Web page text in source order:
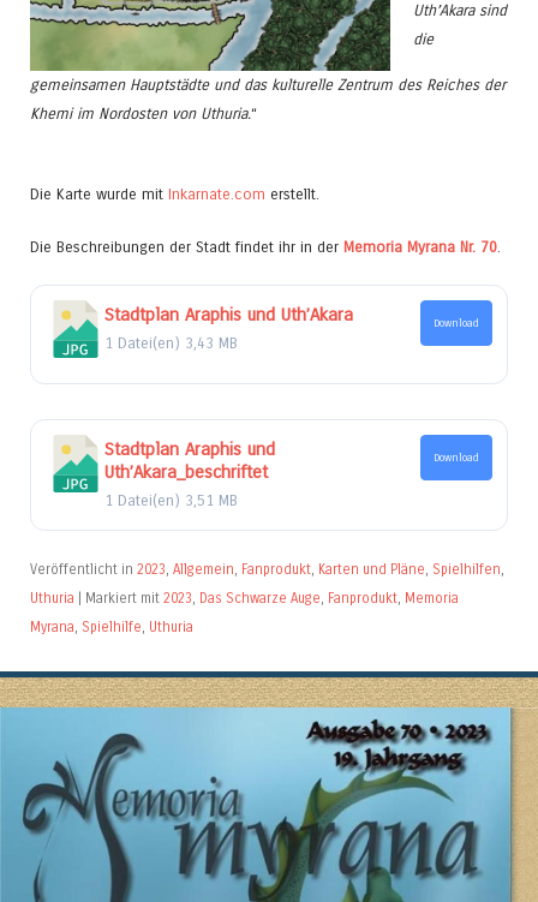
Uth’Akara sind
die
gemeinsamen Hauptstädte und das kulturelle Zentrum des Reiches der
Khemi im Nordosten von Uthuria.“
Die Karte wurde mit Inkarnate.com erstellt.
Die Beschreibungen der Stadt findet ihr in der Memoria Myrana Nr. 70
Stadtplan Araphis und Uth’Akara
1 Datei(en) 3,43 MB
Download
Stadtplan Araphis und
Uth’Akara_beschriftet
1 Datei(en) 3,51 MB
Download
Veröffentlicht in 2023 Allgemein Fanprodukt Karten und Pläne Spielhilfen
Uthuria | Markiert mit 2023 Das Schwarze Auge Fanprodukt Memoria
Myrana Spielhilfe Uthuria